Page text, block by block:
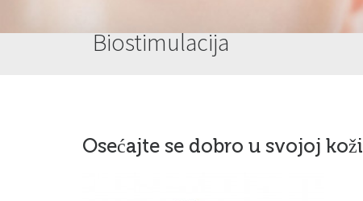
Biostimulacija
Osećajte se dobro u svojoj koži